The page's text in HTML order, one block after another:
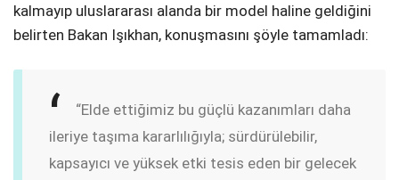
kalmayıp uluslararası alanda bir model haline geldiğini
belirten Bakan Işıkhan, konuşmasını şöyle tamamladı:
“Elde ettiğimiz bu güçlü kazanımları daha
ileriye taşıma kararlılığıyla; sürdürülebilir,
kapsayıcı ve yüksek etki tesis eden bir gelecek